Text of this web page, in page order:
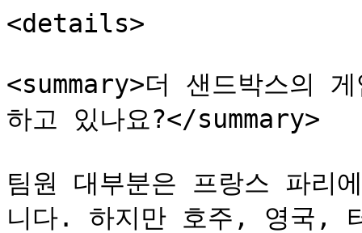
<details>
<summary>더 샌드박스의
하고 있나요?</summary>
팀원 대부분은 프랑스 파리
니다. 하지만 호주, 영국,